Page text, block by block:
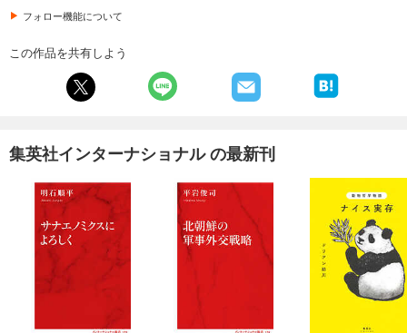
フォロー機能について
この作品を共有しよう
集英社インターナショナル の最新刊